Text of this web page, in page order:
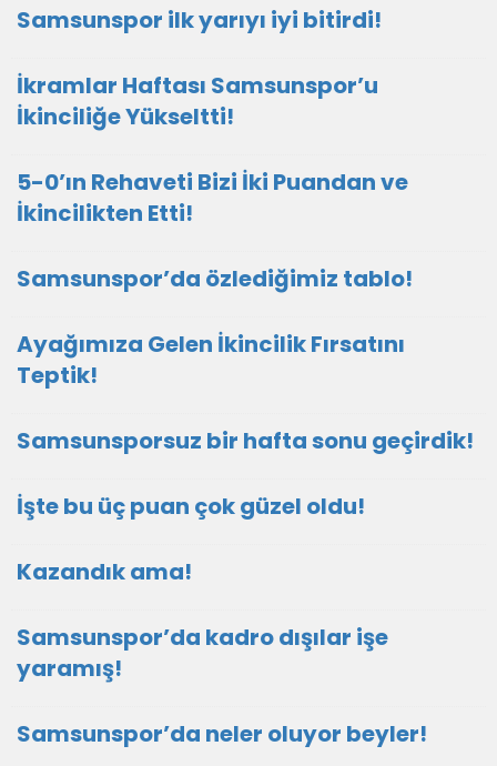
Samsunspor ilk yarıyı iyi bitirdi!
İkramlar Haftası Samsunspor’u
İkinciliğe Yükseltti!
5-0’ın Rehaveti Bizi İki Puandan ve
İkincilikten Etti!
Samsunspor’da özlediğimiz tablo!
Ayağımıza Gelen İkincilik Fırsatını
Teptik!
Samsunsporsuz bir hafta sonu geçirdik!
İşte bu üç puan çok güzel oldu!
Kazandık ama!
Samsunspor’da kadro dışılar işe
yaramış!
Samsunspor’da neler oluyor beyler!